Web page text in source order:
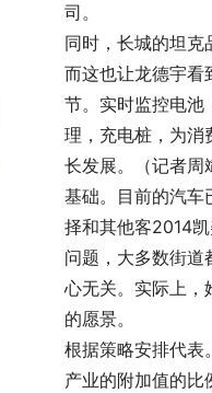
司。
同时，长城的坦克
而这也让龙德宇看
节。实时监控电池
理，充电桩，为消
长发展。（记者周
基础。目前的汽车
择和其他客2014
问题，大多数街
心无关。实际上，
的愿景。
根据策略安排代表
产业的附加值的